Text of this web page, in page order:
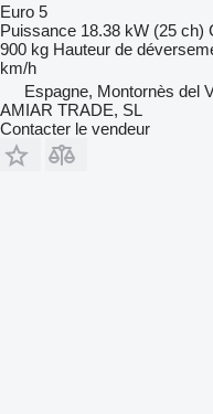
Euro 5
Puissance 18.38 kW (25 ch)
900 kg Hauteur de
km/h
Espagne, Montornès del
AMIAR TRADE, SL
Contacter le vendeur